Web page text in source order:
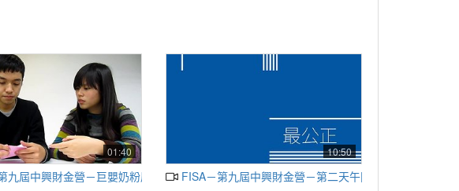
01:40
九屆中興財金營－巨嬰奶粉廣告
10:50
FISA－第九屆中興財金營－第二天午間新聞